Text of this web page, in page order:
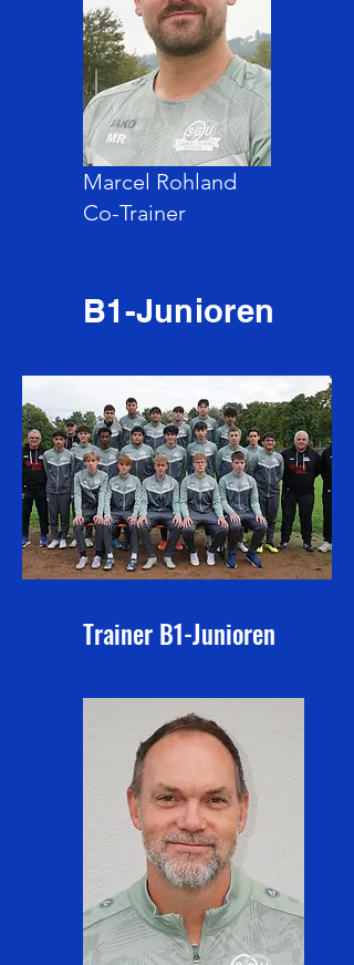
Marcel Rohland
Co-Trainer
B1-Junioren
Trainer B1-Junioren